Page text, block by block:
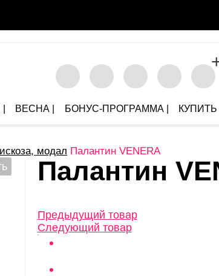
ВЕСНА | БОНУС-ПРОГРАММА | КУПИТЬ
модал Палантин VENERA
Палантин
Предыдущий товар
Следующий товар